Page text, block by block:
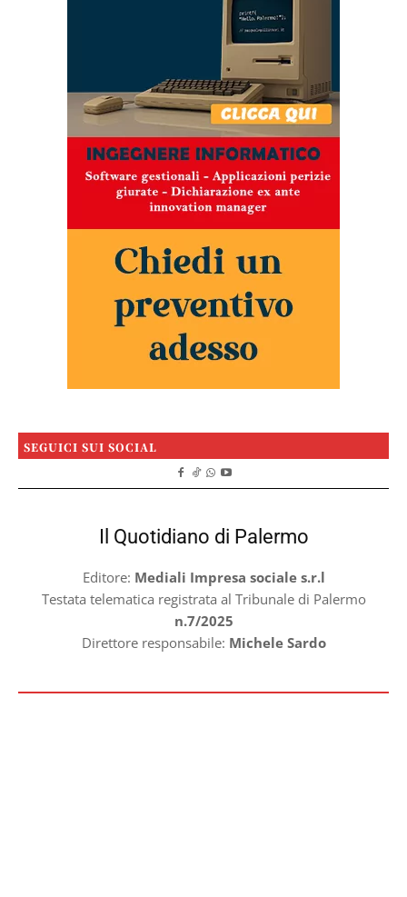
SEGUICI SUI SOCIAL
Il Quotidiano di Palermo
Editore: Mediali Impresa sociale s.r.l
Testata telematica registrata al Tribunale di Palermo
n.7/2025
Direttore responsabile: Michele Sardo